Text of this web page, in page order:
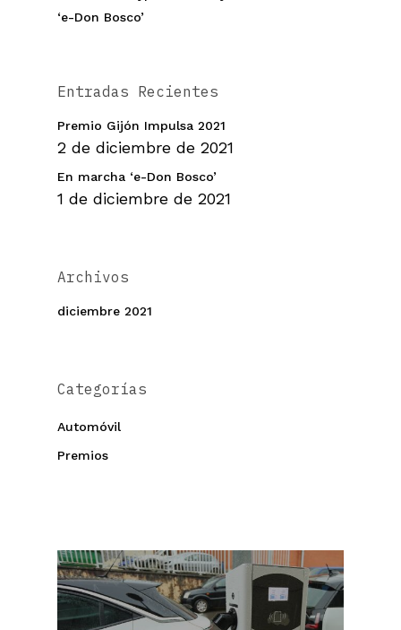
‘e-Don Bosco’
Entradas Recientes
Premio Gijón Impulsa 2021
2 de diciembre de 2021
En marcha ‘e-Don Bosco’
1 de diciembre de 2021
Archivos
diciembre 2021
Categorías
Automóvil
Premios